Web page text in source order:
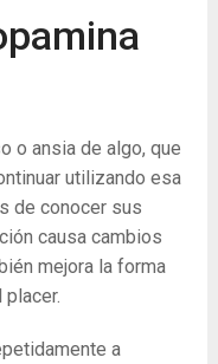
o ansia de algo, que
utilizando esa
de conocer sus
causa cambios
mejora la forma
a